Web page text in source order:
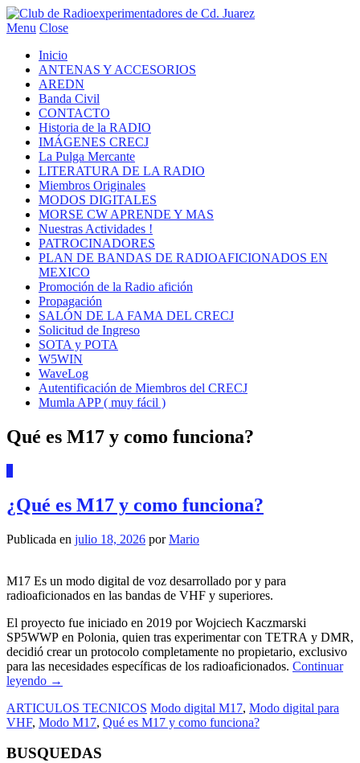
Menu Close
Inicio
ANTENAS Y ACCESORIOS
AREDN
Banda Civil
CONTACTO
Historia de la RADIO
IMÁGENES CRECJ
La Pulga Mercante
LITERATURA DE LA RADIO
Miembros Originales
MODOS DIGITALES
MORSE CW APRENDE Y MAS
Nuestras Actividades !
PATROCINADORES
PLAN DE BANDAS DE RADIOAFICIONADOS EN
MEXICO
Promoción de la Radio afición
Propagación
SALÓN DE LA FAMA DEL CRECJ
Solicitud de Ingreso
SOTA y POTA
W5WIN
WaveLog
Autentificación de Miembros del CRECJ
Mumla APP ( muy fácil )
Qué es M17 y como funciona?
¿Qué es M17 y como funciona?
Publicada en julio 18, 2026 porMario
M17 Es un modo digital de voz desarrollado por y para
radioaficionados en las bandas de VHF y superiores.
El proyecto fue iniciado en 2019 por Wojciech Kaczmarski
SP5WWP en Polonia, quien tras experimentar con TETRA y DMR,
decidió crear un protocolo completamente no propietario, exclusivo
para las necesidades específicas de los radioaficionados. Continuar
leyendo →
ARTICULOS TECNICOS Modo digital M17, Modo digital para
VHF, Modo M17, Qué es M17 y como funciona?
BUSQUEDAS